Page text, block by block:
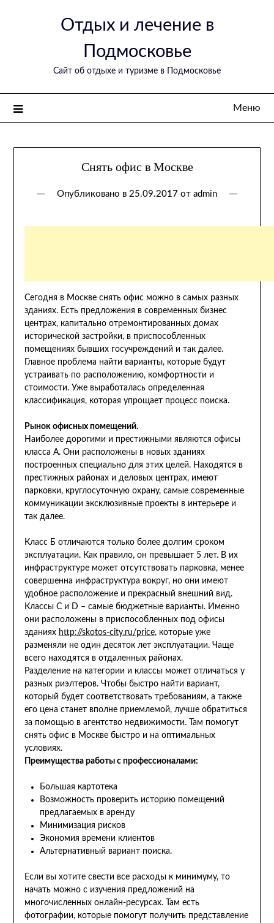
Отдых и лечение в
Подмосковье
Сайт об отдыхе и туризме в Подмосковье
Меню
Снять офис в Москве
Опубликовано в 25.09.2017 от admin
Сегодня в Москве снять офис можно в самых разных
зданиях. Есть предложения в современных бизнес
центрах, капитально отремонтированных домах
исторической застройки, в приспособленных
помещениях бывших госучреждений и так далее.
Главное проблема найти варианты, которые будут
устраивать по расположению, комфортности и
стоимости. Уже выработалась определенная
классификация, которая упрощает процесс поиска.
Рынок офисных помещений.
Наиболее дорогими и престижными являются офисы
класса А. Они расположены в новых зданиях
построенных специально для этих целей. Находятся в
престижных районах и деловых центрах, имеют
парковки, круглосуточную охрану, самые современные
коммуникации эксклюзивные проекты в интерьере и
так далее.
Класс Б отличаются только более долгим сроком
эксплуатации. Как правило, он превышает 5 лет. В их
инфраструктуре может отсутствовать парковка, менее
совершенна инфраструктура вокруг, но они имеют
удобное расположение и прекрасный внешний вид.
Классы С и D – самые бюджетные варианты. Именно
они расположены в приспособленных под офисы
зданиях http://skotos-city.ru/price, которые уже
разменяли не один десяток лет эксплуатации. Чаще
всего находятся в отдаленных районах.
Разделение на категории и классы может отличаться у
разных риэлтеров. Чтобы быстро найти вариант,
который будет соответствовать требованиям, а также
его цена станет вполне приемлемой, лучше обратиться
за помощью в агентство недвижимости. Там помогут
снять офис в Москве быстро и на оптимальных
условиях.
Преимущества работы с профессионалами:
Большая картотека
Возможность проверить историю помещений
предлагаемых в аренду
Минимизация рисков
Экономия времени клиентов
Альтернативный вариант поиска.
Если вы хотите свести все расходы к минимуму, то
начать можно с изучения предложений на
многочисленных онлайн-ресурсах. Там есть
фотографии, которые помогут получить представление